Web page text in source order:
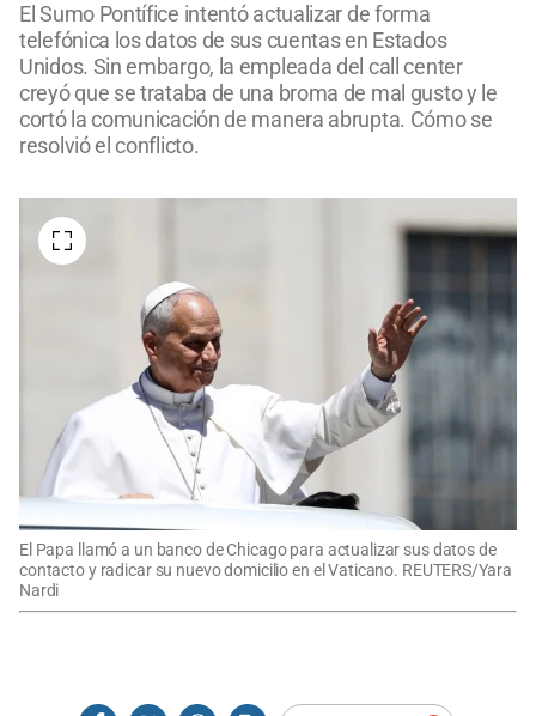
El Sumo Pontífice intentó actualizar de forma
telefónica los datos de sus cuentas en Estados
Unidos. Sin embargo, la empleada del call center
creyó que se trataba de una broma de mal gusto y le
cortó la comunicación de manera abrupta. Cómo se
resolvió el conflicto.
El Papa llamó a un banco de Chicago para actualizar sus datos de
contacto y radicar su nuevo domicilio en el Vaticano. REUTERS/Yara
Nardi